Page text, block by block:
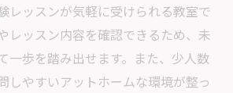
レッスンが気軽に受けられる教室で
レッスン内容を確認できるため、未
一歩を踏み出せます。また、少人数
しやすいアットホームな環境が整っ